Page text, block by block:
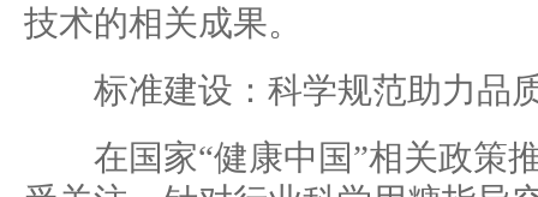
技术的相关成果。
标准建设：科学规范助力品
在国家“健康中国”相关政策